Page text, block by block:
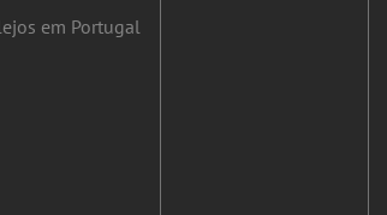
em Portugal